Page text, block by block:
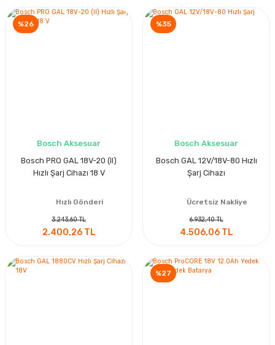
%26
Bosch Aksesuar
Bosch PRO GAL 18V-20 (II)
Hızlı Şarj Cihazı 18 V
Hızlı Gönderi
3.243,60 TL
2.400,26 TL
%35
Bosch Aksesuar
Bosch GAL 12V/18V-80 Hızlı
Şarj Cihazı
Ücretsiz Nakliye
6.932,40 TL
4.506,06 TL
%27